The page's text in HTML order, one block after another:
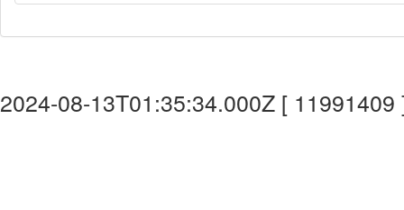
2024-08-13T01:35:34.000Z [ 11991409